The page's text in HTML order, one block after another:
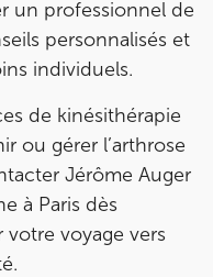
un professionnel de
personnalisés et
individuels.
de kinésithérapie
ou gérer l’arthrose
Jérôme Auger
à Paris dès
voyage vers
Colombes
Colombes